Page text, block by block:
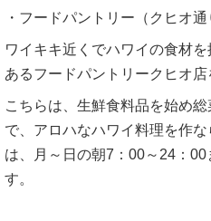
・フードパントリー（クヒオ通
ワイキキ近くでハワイの食材
あるフードパントリークヒオ店
こちらは、生鮮食料品を始め
で、アロハなハワイ料理を作
は、月～日の朝7：00～24：
す。